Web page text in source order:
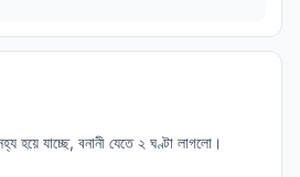
হয়ে যাচ্ছে, বনানী যেতে ২ ঘণ্টা লাগলো।